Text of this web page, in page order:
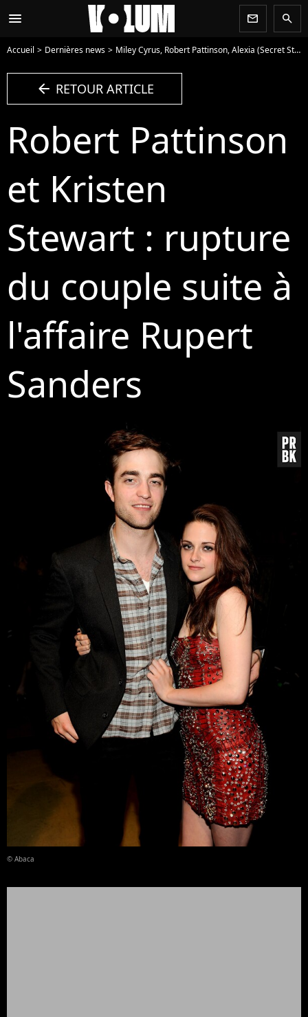
menu newsletter search
Accueil Dernières news Miley Cyrus, Robert Pattinson, Alexia (Secret Story 7)... Les ruptures marquantes de 2013
arrow_left RETOUR ARTICLE
Robert Pattinson
et Kristen
Stewart : rupture
du couple suite à
l'affaire Rupert
Sanders
© Abaca